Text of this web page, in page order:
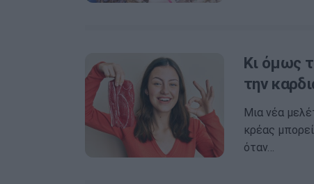
Κι όμως
την
Μια νέα
κρέας
όταν…